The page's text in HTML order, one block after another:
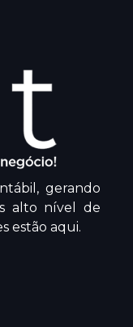
gerando
alto nível de
estão aqui.